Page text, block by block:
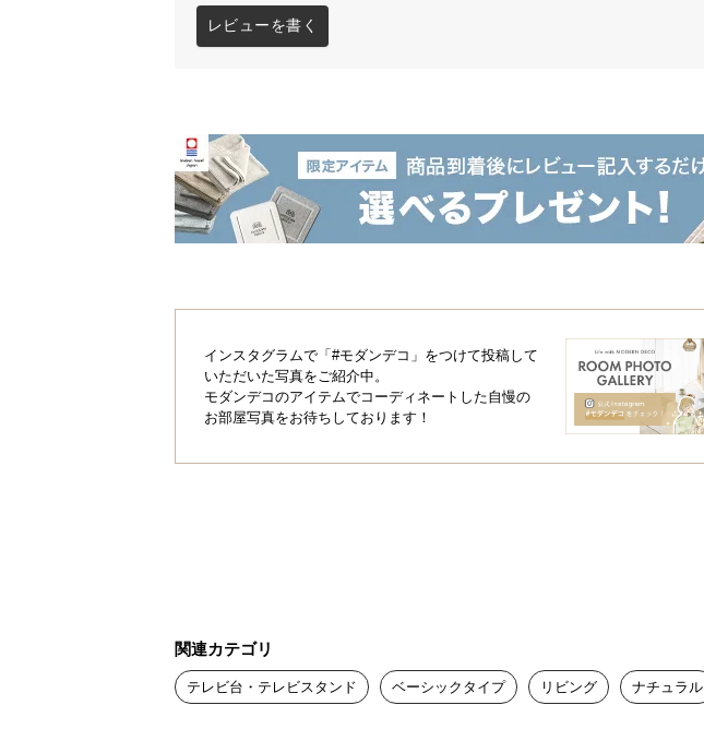
製造国 日本
レビューを書く
インスタグラムで「#モダンデコ」をつけて投稿して
いただいた写真をご紹介中。
モダンデコのアイテムでコーディネートした自慢の
お部屋写真をお待ちしております！
関連カテゴリ
テレビ台・テレビスタンド ベーシックタイプ リビング ナチュラル